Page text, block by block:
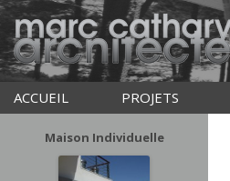
ACCUEIL PROJETS
Maison Individuelle